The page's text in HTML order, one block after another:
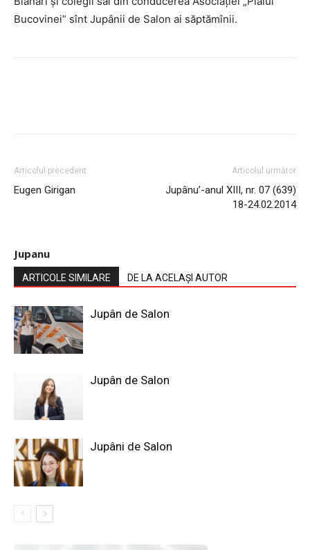
Bucovinei” sînt Jupânii de Salon ai săptămînii.
Articolul precedent
Eugen Girigan
Articolul următor
Jupânu’-anul XIII, nr. 07 (639)
18-24.02.2014
Jupanu
ARTICOLE SIMILARE DE LA ACELAȘI AUTOR
Jupân de Salon
Jupân de Salon
Jupâni de Salon